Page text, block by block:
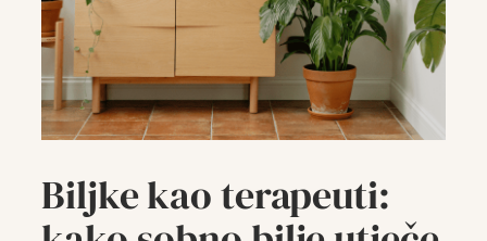
Biljke kao terapeuti: